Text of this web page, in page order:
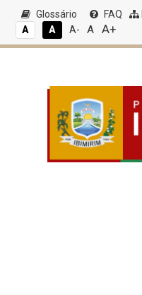
Glossário FAQ
A
A A- A A+